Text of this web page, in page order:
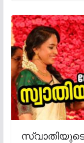
സ്വാതിയുടെ